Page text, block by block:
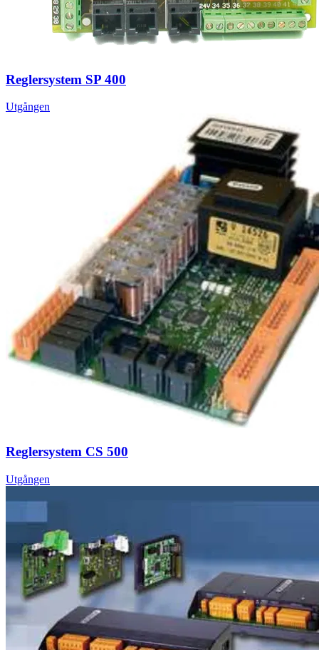
Reglersystem SP 400
Utgången
Reglersystem CS 500
Utgången